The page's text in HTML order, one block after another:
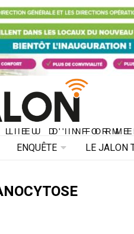
LIEU
LIEU
ENQUÊTE LE JALON